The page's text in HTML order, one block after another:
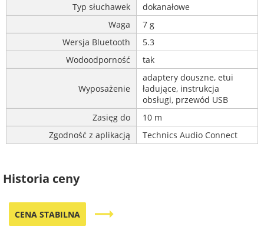
Typ słuchawek
dokanałowe
Waga
7 g
Wersja Bluetooth
5.3
Wodoodporność
tak
Wyposażenie
adaptery douszne, etui
ładujące, instrukcja
obsługi, przewód USB
Zasięg do
10 m
Zgodność z aplikacją
Technics Audio Connect
Historia ceny
CENA STABILNA trending_flat